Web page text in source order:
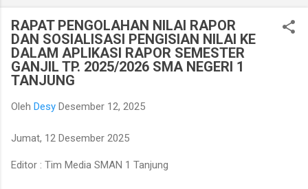
RAPAT PENGOLAHAN NILAI RAPOR
DAN SOSIALISASI PENGISIAN NILAI KE
DALAM APLIKASI RAPOR SEMESTER
GANJIL TP. 2025/2026 SMA NEGERI 1
TANJUNG
Oleh Desy Desember 12, 2025
Jumat, 12 Desember 2025
Editor : Tim Media SMAN 1 Tanjung